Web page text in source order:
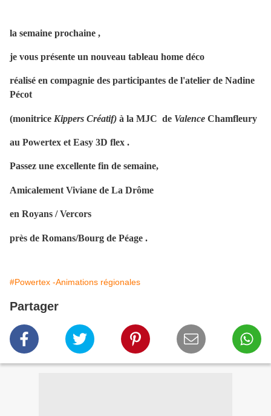
la semaine prochaine ,
je vous présente un nouveau tableau home déco
réalisé en compagnie des participantes de l'atelier de Nadine
Pécot
(monitrice Kippers Créatif) à la MJC de Valence Chamfleury
au Powertex et Easy 3D flex .
Passez une excellente fin de semaine,
Amicalement Viviane de La Drôme
en Royans / Vercors
près de Romans/Bourg de Péage .
#Powertex -Animations régionales
Partager